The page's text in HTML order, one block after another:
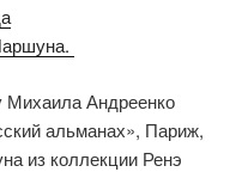
Михаила Андреенко
альманах», Париж,
из коллекции Ренэ